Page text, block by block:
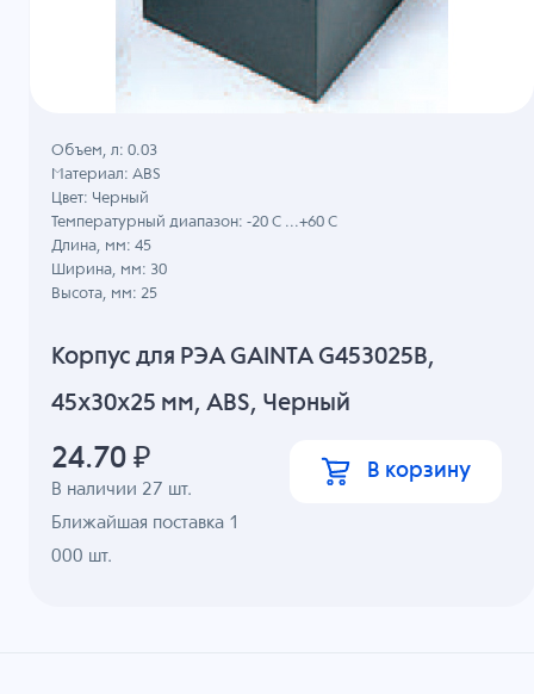
Корпус для РЭА GAINTA G453025B,
45x30x25 мм, ABS, Черный
В наличии 27 шт.
Ближайшая поставка 1
000 шт.
Объем, л: 0.03
Материал: ABS
Цвет: Черный
Температурный диапазон: -20 C ...+60 C
Длина, мм: 45
Ширина, мм: 30
Высота, мм: 25
24.70 ₽ В корзину